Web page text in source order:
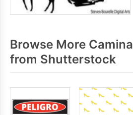
Browse More
from Shutterstock